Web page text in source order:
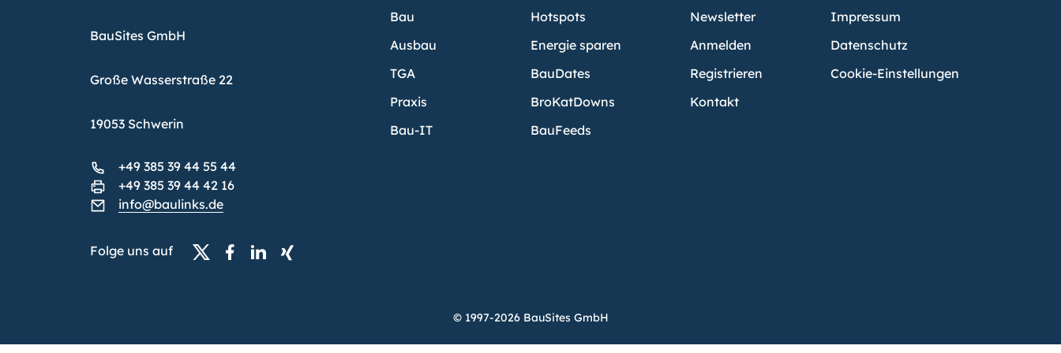
BauSites GmbH
Große Wasserstraße 22
19053 Schwerin
+49 385 39 44 55 44
+49 385 39 44 42 16
info@baulinks.de
Folge uns auf
Bau
Ausbau
TGA
Praxis
Bau-IT
Hotspots
Energie sparen
BauDates
BroKatDowns
BauFeeds
Newsletter
Anmelden
Registrieren
Kontakt
Impressum
Datenschutz
Cookie-Einstellungen
© 1997-2026 BauSites GmbH